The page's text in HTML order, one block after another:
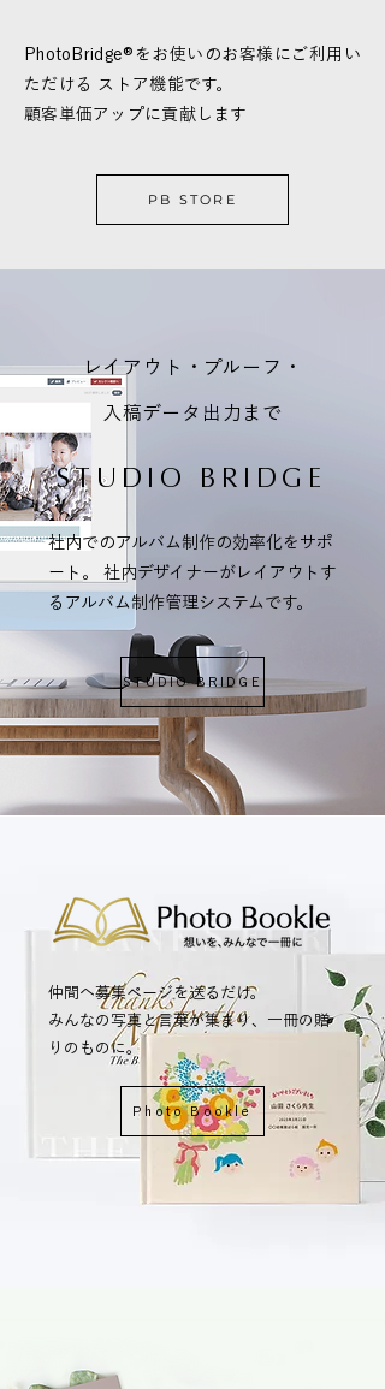
PhotoBridge®︎をお使いのお客様にご利用い
ただける ストア機能です。
顧客単価アップに貢献します
PB STORE
レイアウト・プルーフ・
入稿データ出力まで
STUDIO BRIDGE
社内でのアルバム制作の効率化をサポ
ート。 社内デザイナーがレイアウトす
るアルバム制作管理システムです。
STUDIO BRIDGE
仲間へ募集ページを送るだけ。
​みんなの写真と言葉が集まり、一冊の贈
りのものに。
Photo Bookle